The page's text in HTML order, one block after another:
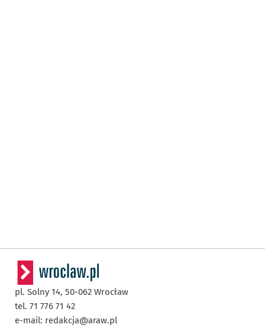
pl. Solny 14, 50-062 Wrocław
tel. 71 776 71 42
e-mail: redakcja@araw.pl